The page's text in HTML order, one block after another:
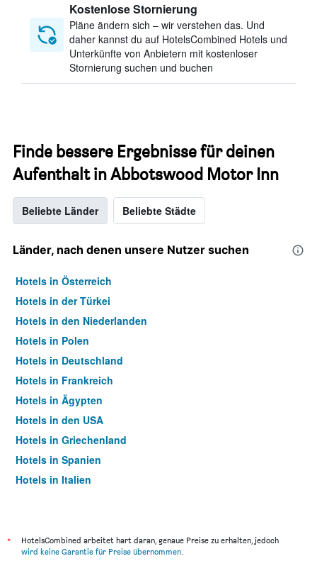
Kostenlose Stornierung
Pläne ändern sich – wir verstehen das. Und
daher kannst du auf HotelsCombined Hotels und
Unterkünfte von Anbietern mit kostenloser
Stornierung suchen und buchen
Finde bessere Ergebnisse für deinen
Aufenthalt in Abbotswood Motor Inn
Beliebte Länder Beliebte Städte
Länder, nach denen unsere Nutzer suchen
Hotels in Österreich
Hotels in der Türkei
Hotels in den Niederlanden
Hotels in Polen
Hotels in Deutschland
Hotels in Frankreich
Hotels in Ägypten
Hotels in den USA
Hotels in Griechenland
Hotels in Spanien
Hotels in Italien
*
HotelsCombined arbeitet hart daran, genaue Preise zu erhalten, jedoch
wird keine Garantie für Preise übernommen.